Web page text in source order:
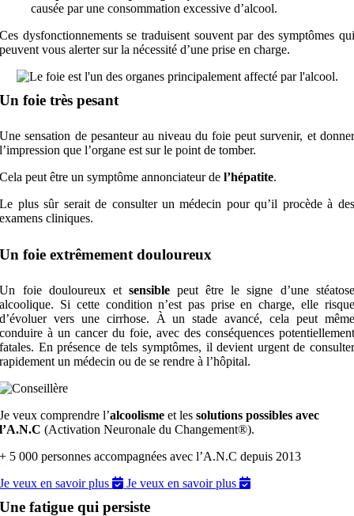
causée par une consommation excessive d’alcool.
Ces dysfonctionnements se traduisent souvent par des symptômes qui
peuvent vous alerter sur la nécessité d’une prise en charge.
Un foie très pesant
Une sensation de pesanteur au niveau du foie peut survenir, et donner
l’impression que l’organe est sur le point de tomber.
Cela peut être un symptôme annonciateur de l’hépatite.
Le plus sûr serait de consulter un médecin pour qu’il procède à des
examens cliniques.
Un foie extrêmement douloureux
Un foie douloureux et sensiblepeut être le signe d’une stéatose
alcoolique. Si cette condition n’est pas prise en charge, elle risque
d’évoluer vers une cirrhose. À un stade avancé, cela peut même
conduire à un cancer du foie, avec des conséquences potentiellement
fatales. En présence de tels symptômes, il devient urgent de consulter
rapidement un médecin ou de se rendre à l’hôpital.
Je veux comprendre l’alcoolisme et lessolutions possibles avec
l’A.N.C (Activation Neuronale du Changement®).
+ 5 000 personnes accompagnées avec l’A.N.C depuis 2013
Je veux en savoir plus
Je veux en savoir plus
Une fatigue qui persiste